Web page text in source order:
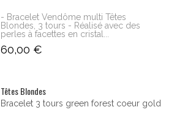
- Bracelet Vendôme multi Têtes
Blondes, 3 tours - Réalisé avec des
perles à facettes en cristal...
60,00 €
Têtes Blondes
Bracelet 3 tours green forest coeur gold